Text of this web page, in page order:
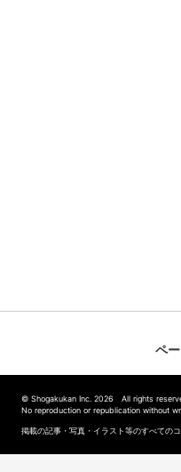
ペ
© Shogakukan Inc. 2026 All rights
No reproduction or republication without
掲載の記事・写真・イラスト等のすべての